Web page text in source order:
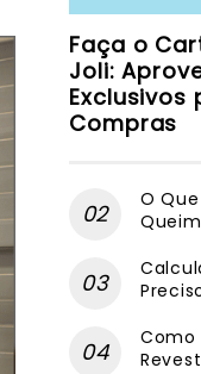
Faça o
Joli:
Exclusivos
Compras
O
Como